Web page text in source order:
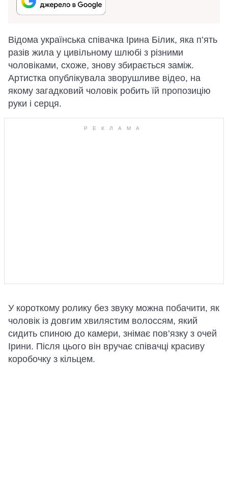
Відома українська співачка Ірина Білик, яка п’ять
разів жила у цивільному шлюбі з різними
чоловіками, схоже, знову збирається заміж.
Артистка опублікувала зворушливе відео, на
якому загадковий чоловік робить їй пропозицію
руки і серця.
У короткому ролику без звуку можна побачити, як
чоловік із довгим хвилястим волоссям, який
сидить спиною до камери, знімає пов’язку з очей
Ірини. Після цього він вручає співачці красиву
коробочку з кільцем.